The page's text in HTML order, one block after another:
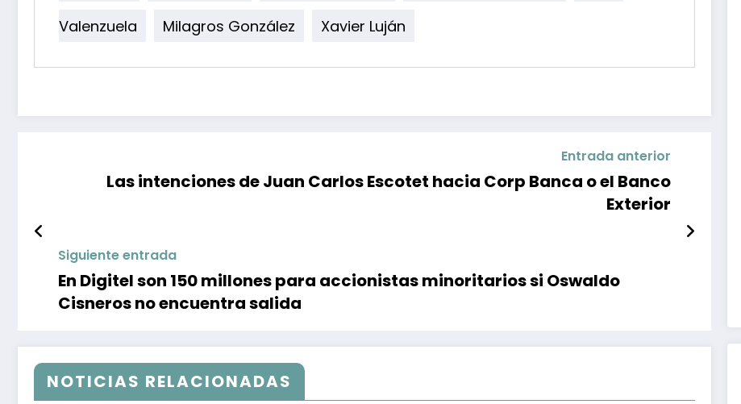
Valenzuela
Milagros González Xavier Luján
Entrada anterior
Las intenciones de Juan Carlos Escotet hacia Corp Banca o el Banco
Exterior
Siguiente entrada
En Digitel son 150 millones para accionistas minoritarios si Oswaldo
Cisneros no encuentra salida
NOTICIAS RELACIONADAS